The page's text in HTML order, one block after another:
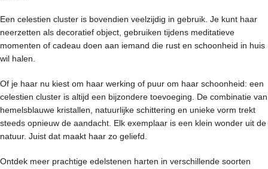
Een celestien cluster is bovendien veelzijdig in gebruik. Je kunt haar
neerzetten als decoratief object, gebruiken tijdens meditatieve
momenten of cadeau doen aan iemand die rust en schoonheid in huis
wil halen.
Of je haar nu kiest om haar werking of puur om haar schoonheid: een
celestien cluster is altijd een bijzondere toevoeging. De combinatie van
hemelsblauwe kristallen, natuurlijke schittering en unieke vorm trekt
steeds opnieuw de aandacht. Elk exemplaar is een klein wonder uit de
natuur. Juist dat maakt haar zo geliefd.
Ontdek meer prachtige edelstenen harten in verschillende soorten